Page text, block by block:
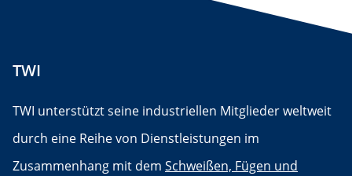
TWI
TWI unterstützt seine industriellen Mitglieder weltweit
durch eine Reihe von Dienstleistungen im
Zusammenhang mit dem Schweißen, Fügen und